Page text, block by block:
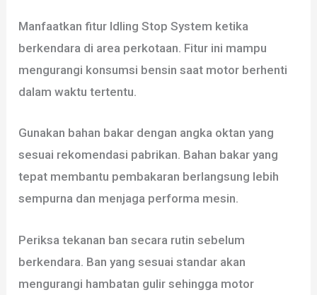
Manfaatkan fitur Idling Stop System ketika
berkendara di area perkotaan. Fitur ini mampu
mengurangi konsumsi bensin saat motor berhenti
dalam waktu tertentu.
Gunakan bahan bakar dengan angka oktan yang
sesuai rekomendasi pabrikan. Bahan bakar yang
tepat membantu pembakaran berlangsung lebih
sempurna dan menjaga performa mesin.
Periksa tekanan ban secara rutin sebelum
berkendara. Ban yang sesuai standar akan
mengurangi hambatan gulir sehingga motor